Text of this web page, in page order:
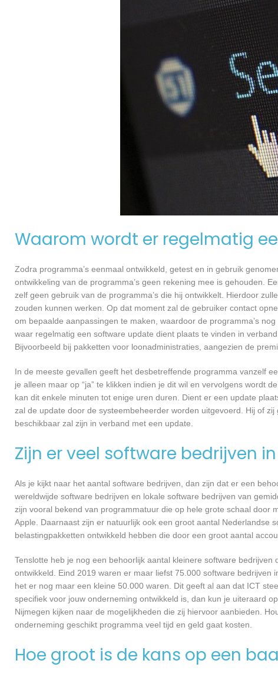
Waarom wordt er regelmatig
Zodra programma’s eenmaal ontwikkeld, getest en in gebruik
ontwikkeling van de programma’s geen rekening mee is gehouden.
zelf geen gebruik van de programma’s die hij ontwikkelt. Hierdoor
zouden kunnen werken. Op dat moment zal de gebruiker contact
om bepaalde aanpassingen te maken, waardoor de programma’s
waar regelmatig een software update dient plaats te vinden in
Bijvoorbeeld bij pakketten voor loonadministraties, aangezien de
In de meeste gevallen geeft het desbetreffende programma vanzelf
je alleen maar op “ja” te klikken indien je dit wil en vervolgens wordt
kan dit enkele minuten tot enige uren duren. Dient er een update
zal de update door de systeembeheerder worden uitgevoerd. Hij of
beschikbaar zal zijn in verband met een update.
Zijn er veel software bedrijven
Als je kijkt naar het aantal software bedrijven, dan zijn dat er een
wereldwijde software bedrijven en lokale software bedrijven van
zijn vooral bekend van programmatuur die op hele grote schaal door
Apple. Daarnaast zijn er natuurlijk ook een groot aantal Nederlandse
belastingpakketten ontwikkeld hebben die door een groot aantal
Tenslotte heb je nog een behoorlijk aantal kleinere software
ontwikkeld. Eind 2019 waren er maar liefst 75.000 software
het er nog maar een kleine 50.000 waren. Dit geeft al aan dat ICT
specifiek voor jouw onderneming ontwikkeld is, dan kun je uiteraard
Nijmegen kijken naar de mogelijkheden die zij hiervoor aanbieden.
onderneming geschikt programma veel tijd en geld gaat kosten.
Hoe groot is de kans op een